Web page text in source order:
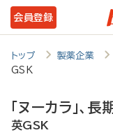
メ
イ
テ
会員登録
トップ 製薬企業
GSK
「ヌーカラ」、
英GSK